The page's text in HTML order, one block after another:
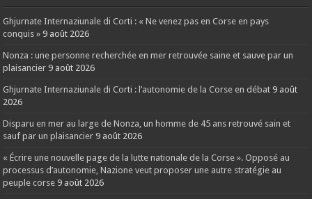
Ghjurnate Internaziunale di Corti : « Ne venez pas en Corse en pays
conquis » 9 août 2026
Nonza : une personne recherchée en mer retrouvée saine et sauve par un
plaisancier 9 août 2026
Ghjurnate Internaziunale di Corti : l’autonomie de la Corse en débat 9 août
2026
Disparu en mer au large de Nonza, un homme de 45 ans retrouvé sain et
sauf par un plaisancier 9 août 2026
« Écrire une nouvelle page de la lutte nationale de la Corse ». Opposé au
processus d’autonomie, Nazione veut proposer une autre stratégie au
peuple corse 9 août 2026